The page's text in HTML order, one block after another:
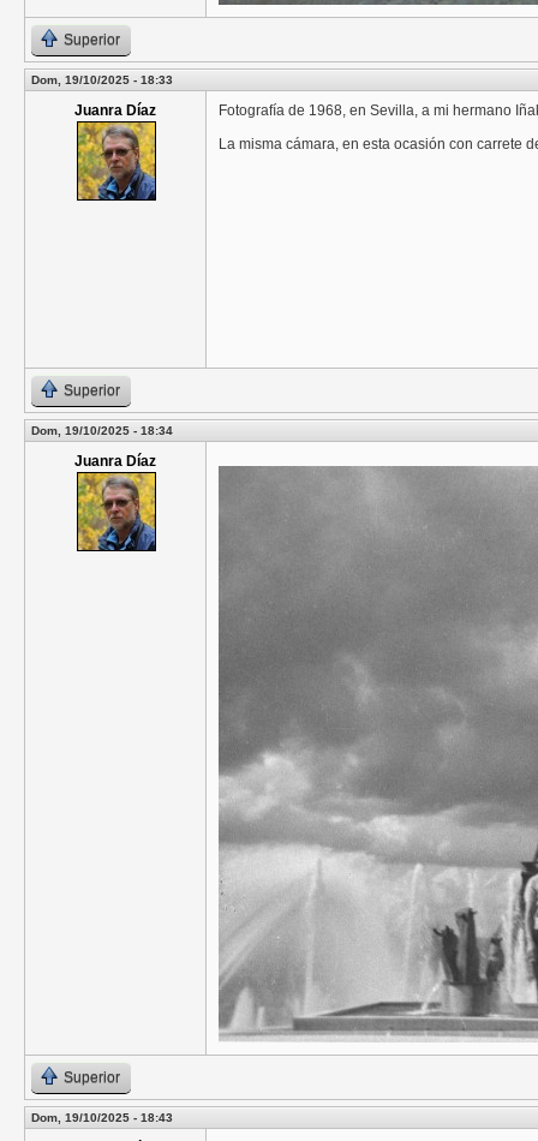
Superior
Dom, 19/10/2025 - 18:33
Juanra Díaz
Fotografía de 1968, en Sevilla, a mi hermano
La misma cámara, en esta ocasión con carrete
Superior
Dom, 19/10/2025 - 18:34
Juanra Díaz
Superior
Dom, 19/10/2025 - 18:43